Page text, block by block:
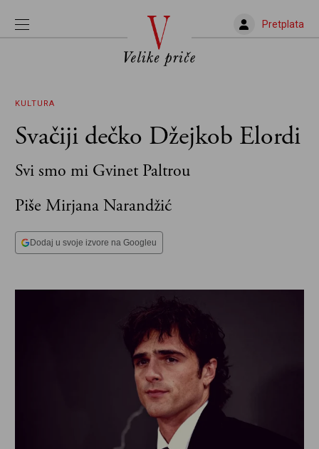
Pretplata
KULTURA
Svačiji dečko Džejkob Elordi
Svi smo mi Gvinet Paltrou
Piše Mirjana Narandžić
Dodaj u svoje izvore na Googleu